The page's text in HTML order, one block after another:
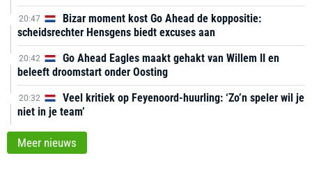
20:47
Bizar moment kost Go Ahead de koppositie:
scheidsrechter Hensgens biedt excuses aan
20:42
Go Ahead Eagles maakt gehakt van Willem II en
beleeft droomstart onder Oosting
20:32
Veel kritiek op Feyenoord-huurling: ‘Zo’n speler wil je
niet in je team’
Meer nieuws